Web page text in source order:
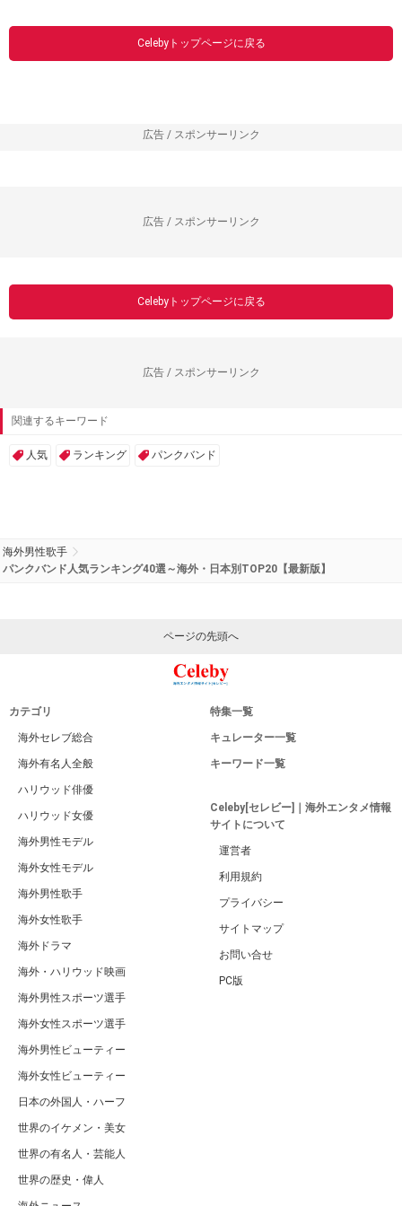
Celebyトップページに戻る
広告 / スポンサーリンク
広告 / スポンサーリンク
Celebyトップページに戻る
広告 / スポンサーリンク
関連するキーワード
人気 ランキング パンクバンド
海外男性歌手
パンクバンド人気ランキング40選～海外・日本別TOP20【最新版】
ページの先頭へ
カテゴリ
海外セレブ総合
海外有名人全般
ハリウッド俳優
ハリウッド女優
海外男性モデル
海外女性モデル
海外男性歌手
海外女性歌手
海外ドラマ
海外・ハリウッド映画
海外男性スポーツ選手
海外女性スポーツ選手
海外男性ビューティー
海外女性ビューティー
日本の外国人・ハーフ
世界のイケメン・美女
世界の有名人・芸能人
世界の歴史・偉人
特集一覧
キュレーター一覧
キーワード一覧
Celeby[セレビー]｜海外エンタメ情報
サイトについて
運営者
利用規約
プライバシー
サイトマップ
お問い合せ
PC版